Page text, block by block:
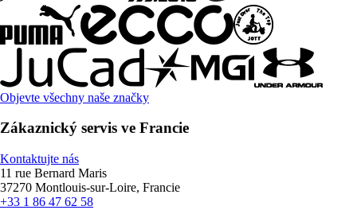
Objevte všechny naše značky
Zákaznický servis ve Francie
Kontaktujte nás
11 rue Bernard Maris
37270 Montlouis-sur-Loire, Francie
+33 1 86 47 62 58